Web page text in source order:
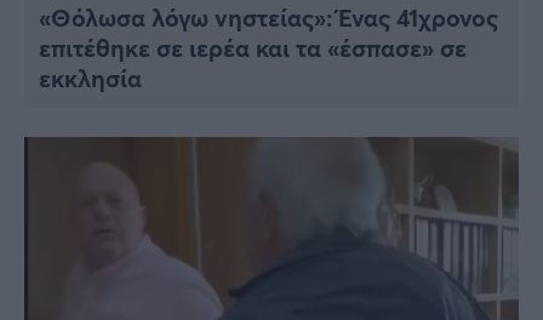
«Θόλωσα λόγω νηστείας»: Ένας 41χρονος
επιτέθηκε σε ιερέα και τα «έσπασε» σε
εκκλησία